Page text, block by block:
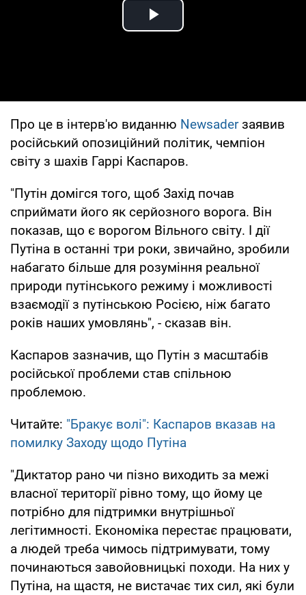
Play Video
Про це в інтерв'ю виданню Newsaderзаявив
російський опозиційний політик, чемпіон
світу з шахів Гаррі Каспаров.
"Путін домігся того, щоб Захід почав
сприймати його як серйозного ворога. Він
показав, що є ворогом Вільного світу. І дії
Путіна в останні три роки, звичайно, зробили
набагато більше для розуміння реальної
природи путінського режиму і можливості
взаємодії з путінською Росією, ніж багато
років наших умовлянь", - сказав він.
Каспаров зазначив, що Путін з масштабів
російської проблеми став спільною
проблемою.
Читайте: "Бракує волі": Каспаров вказав на
помилку Заходу щодо Путіна
"Диктатор рано чи пізно виходить за межі
власної території рівно тому, що йому це
потрібно для підтримки внутрішньої
легітимності. Економіка перестає працювати,
а людей треба чимось підтримувати, тому
починаються завойовницькі походи. На них у
Путіна, на щастя, не вистачає тих сил, які були